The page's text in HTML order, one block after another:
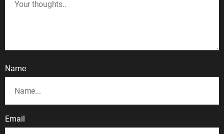
Name
Email